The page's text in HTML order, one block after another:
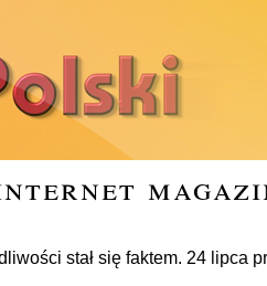
stał się faktem. 24 lipca